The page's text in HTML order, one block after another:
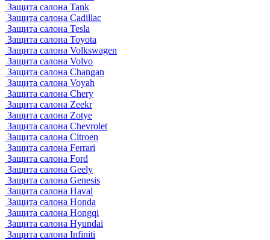
Защита салона Tank
Защита салона Cadillac
Защита салона Tesla
Защита салона Toyota
Защита салона Volkswagen
Защита салона Volvo
Защита салона Changan
Защита салона Voyah
Защита салона Chery
Защита салона Zeekr
Защита салона Zotye
Защита салона Chevrolet
Защита салона Citroen
Защита салона Ferrari
Защита салона Ford
Защита салона Geely
Защита салона Genesis
Защита салона Haval
Защита салона Honda
Защита салона Hongqi
Защита салона Hyundai
Защита салона Infiniti